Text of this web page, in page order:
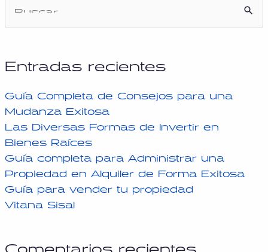
Entradas recientes
Guía Completa de Consejos para una
Mudanza Exitosa
Las Diversas Formas de Invertir en
Bienes Raíces
Guía completa para Administrar una
Propiedad en Alquiler de Forma Exitosa
Guía para vender tu propiedad
Vitana Sisal
Comentarios recientes